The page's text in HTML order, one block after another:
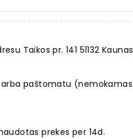
Taikos pr. 141 51132 Kaunas
paštomatu (nemokamas
prekes per 14d.